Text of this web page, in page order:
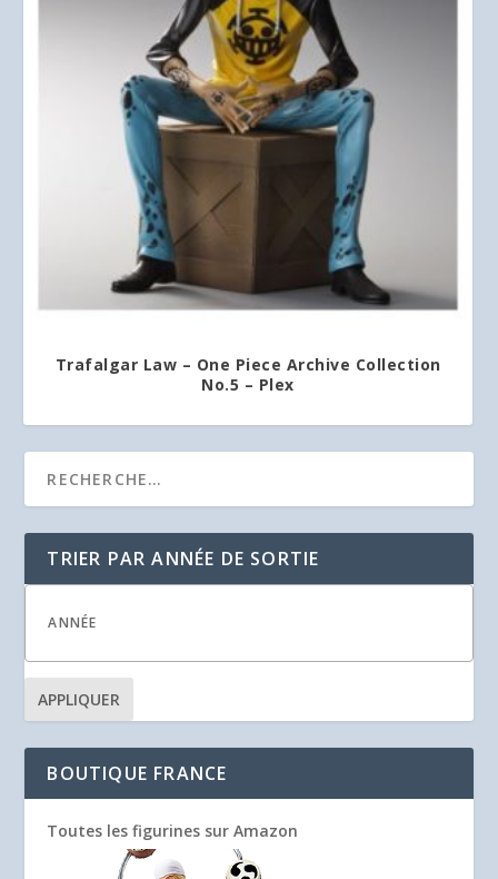
Trafalgar Law – One Piece Archive Collection
No.5 – Plex
TRIER PAR ANNÉE DE SORTIE
APPLIQUER
BOUTIQUE FRANCE
Toutes les figurines sur Amazon